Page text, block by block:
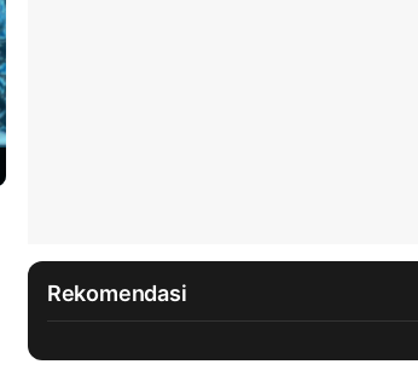
Rekomendasi